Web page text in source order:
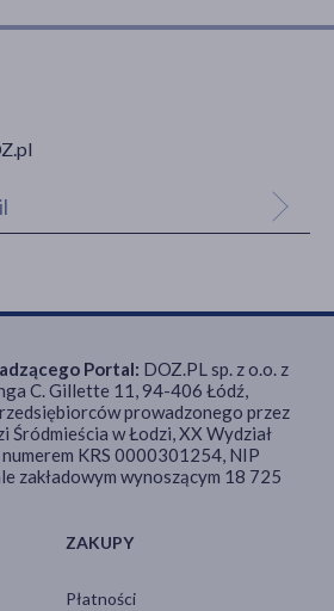
ZAKUPY
Płatności
Portal: DOZ.PL sp. z o.o. z
C. Gillette 11, 94-406 Łódź,
prowadzonego przez
Śródmieścia w Łodzi, XX Wydział
KRS 0000301254, NIP
zakładowym wynoszącym 18 725